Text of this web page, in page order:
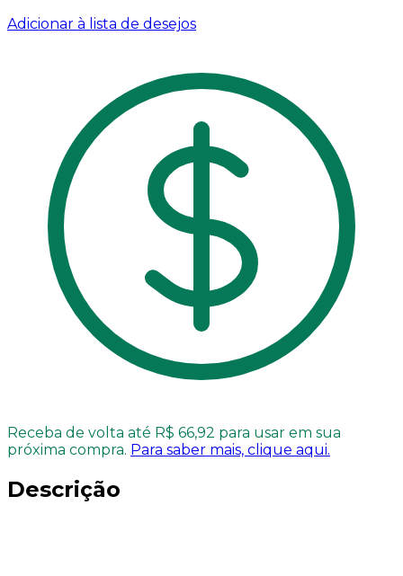
Adicionar à lista de desejos
Receba de volta até R$ 66,92 para usar em sua
próxima compra. Para saber mais, clique aqui.
Descrição